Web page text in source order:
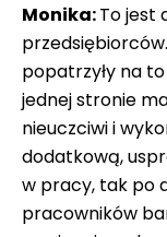
Monika:To jest
popatrzyły na
jednej stronie
nieuczciwi i
dodatkową,
w pracy, tak po
pracowników